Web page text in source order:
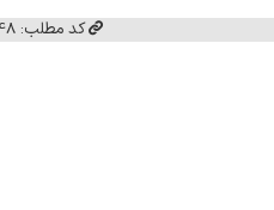
کد مطلب: 742348